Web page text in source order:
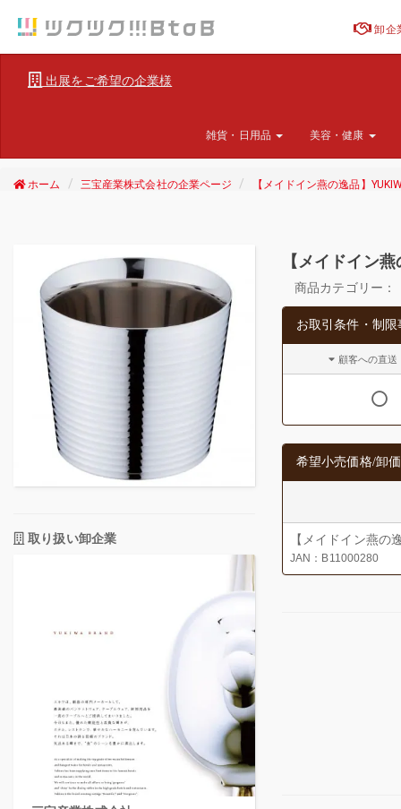
卸企
出展をご希望の企業様
雑貨・日用品 美容・健康
ホーム 三宝産業株式会社の企業ページ 【メイドイン燕の逸品】
取り扱い卸企業
【メイドイン
商品カテゴリー：
お取引条件・制限
顧客への直送
希望小売価格/卸
【メイドイン燕の
JAN：B11000280